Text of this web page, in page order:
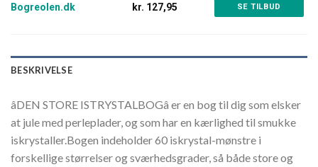
Bogreolen.dk kr. 127,95 SE TILBUD
BESKRIVELSE
âDEN STORE ISTRYSTALBOGâ er en bog til dig som elsker
at jule med perleplader, og som har en kærlighed til smukke
iskrystaller.Bogen indeholder 60 iskrystal-mønstre i
forskellige størrelser og sværhedsgrader, så både store og